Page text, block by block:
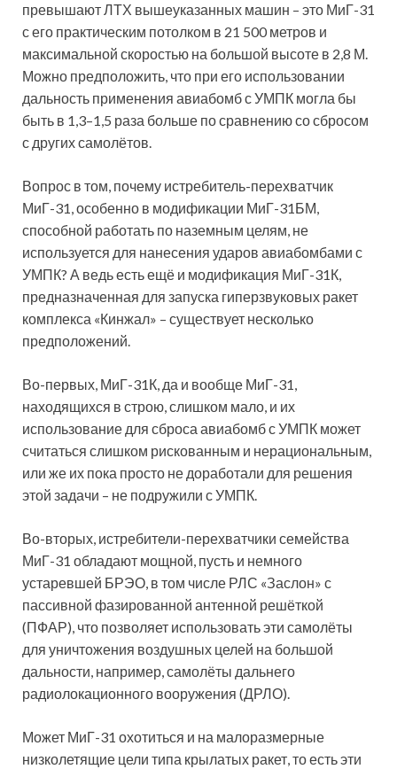
превышают ЛТХ вышеуказанных машин – это МиГ-31
с его практическим потолком в 21 500 метров и
максимальной скоростью на большой высоте в 2,8 М.
Можно предположить, что при его использовании
дальность применения авиабомб с УМПК могла бы
быть в 1,3–1,5 раза больше по сравнению со сбросом
с других самолётов.
Вопрос в том, почему истребитель-перехватчик
МиГ-31, особенно в модификации МиГ-31БМ,
способной работать по наземным целям, не
используется для нанесения ударов авиабомбами с
УМПК? А ведь есть ещё и модификация МиГ-31К,
предназначенная для запуска гиперзвуковых ракет
комплекса «Кинжал» – существует несколько
предположений.
Во-первых, МиГ-31К, да и вообще МиГ-31,
находящихся в строю, слишком мало, и их
использование для сброса авиабомб с УМПК может
считаться слишком рискованным и нерациональным,
или же их пока просто не доработали для решения
этой задачи – не подружили с УМПК.
Во-вторых, истребители-перехватчики семейства
МиГ-31 обладают мощной, пусть и немного
устаревшей БРЭО, в том числе РЛС «Заслон» с
пассивной фазированной антенной решёткой
(ПФАР), что позволяет использовать эти самолёты
для уничтожения воздушных целей на большой
дальности, например, самолёты дальнего
радиолокационного вооружения (ДРЛО).
Может МиГ-31 охотиться и на малоразмерные
низколетящие цели типа крылатых ракет, то есть эти